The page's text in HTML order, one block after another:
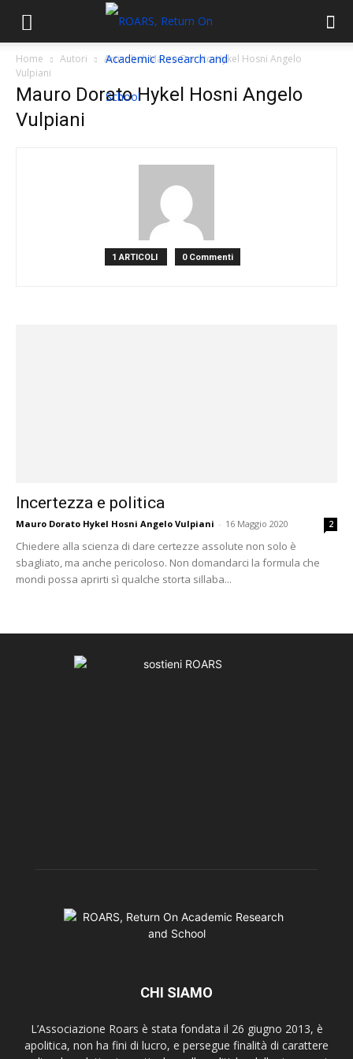
Home Autori
Articoli di Mauro Dorato Hykel Hosni Angelo
Vulpiani
Mauro Dorato Hykel Hosni Angelo
Vulpiani
1 ARTICOLI 0 Commenti
Incertezza e politica
Mauro Dorato Hykel Hosni Angelo Vulpiani - 16 Maggio 2020 2
Chiedere alla scienza di dare certezze assolute non solo è
sbagliato, ma anche pericoloso. Non domandarci la formula che
mondi possa aprirti sì qualche storta sillaba...
CHI SIAMO
L’Associazione Roars è stata fondata il 26 giugno 2013, è
apolitica, non ha fini di lucro, e persegue finalità di carattere